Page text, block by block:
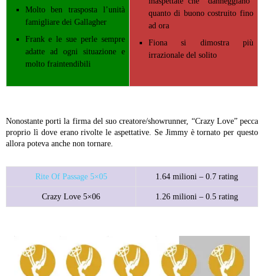
Molto ben trasposta l’unità
famigliare dei Gallagher
Frank e le sue perle sempre
adatte ad ogni situazione e
molto fraintendibili
quanto di buono costruito fino
ad ora
Fiona si dimostra più
irrazionale del solito
Nonostante porti la firma del suo creatore/showrunner, “Crazy Love” pecca
proprio lì dove erano rivolte le aspettative. Se Jimmy è tornato per questo
allora poteva anche non tornare.
Rite Of Passage 5×05 1.64 milioni – 0.7 rating
Crazy Love 5×06 1.26 milioni – 0.5 rating